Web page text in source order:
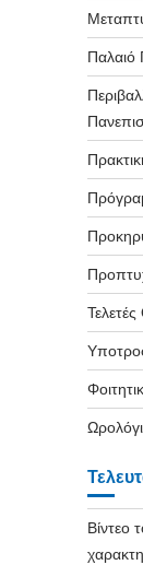
Βίντεο